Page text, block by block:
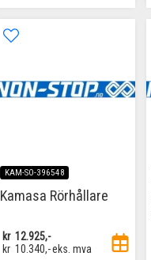
KAM-SO-396548
Kamasa Rörhållare
kr 12.925,-
kr 10.340,-eks. mva